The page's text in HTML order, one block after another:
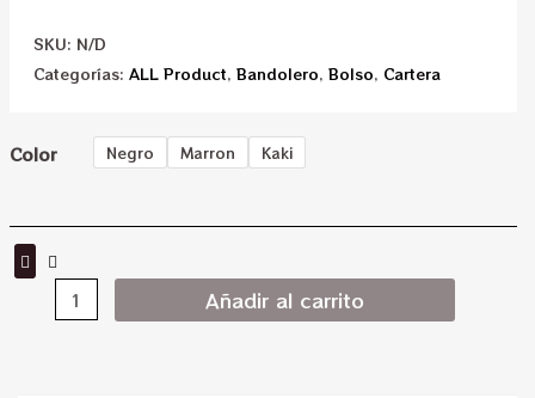
SKU: N/D
Categorías: ALL Product, Bandolero, Bolso, Cartera
Color Negro Marron Kaki
Añadir al carrito